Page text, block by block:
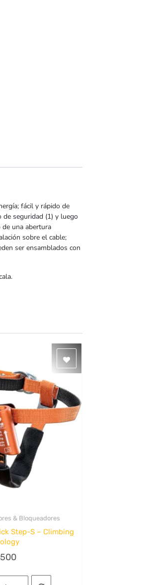
fácil y rápido de
seguridad (1) y luego
una abertura
sobre el cable;
ser ensamblados con
& Bloqueadores
Step-S – Climbing
Este